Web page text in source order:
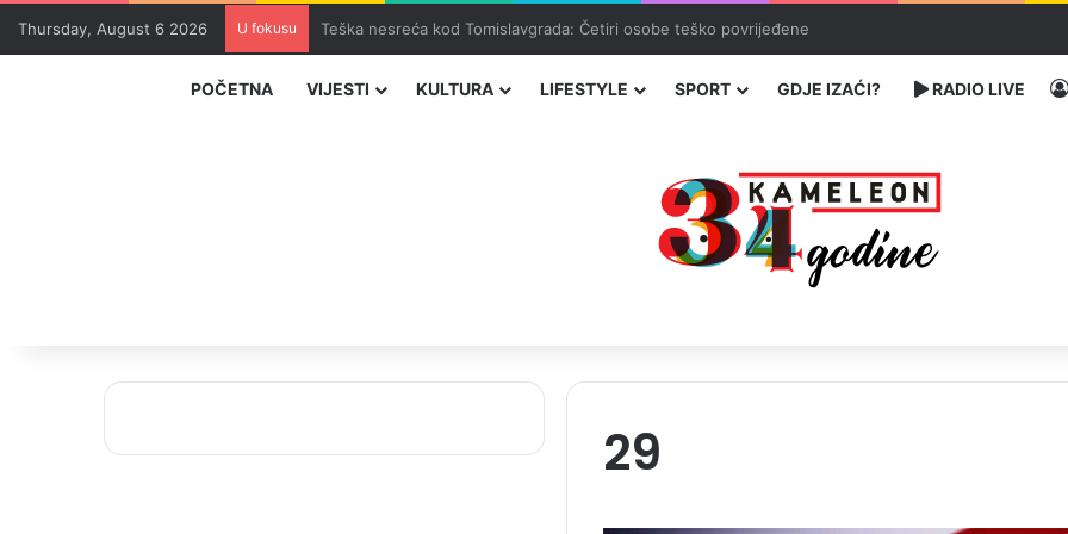
Thursday, August 6 2026 U fokusu Uhapšeni organizatori krijumčarenja migranata preko BiH i Balkana
POČETNA VIJESTI KULTURA LIFESTYLE SPORT GDJE IZAĆI? RADIO LIVE
29